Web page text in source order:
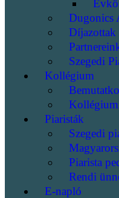
Dugonics
Díjazottak
Szegedi
Kollégium
Piaristák
Szegedi
Piarista
Rendi
E-napló